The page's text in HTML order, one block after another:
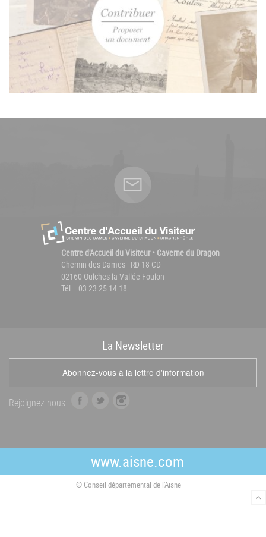
Centre d'Accueil du Visiteur • Caverne du Dragon
Chemin des Dames - RD 18 CD
02160 Oulches-la-Vallée-Foulon
Tél. : 03 23 25 14 18
La Newsletter
Abonnez-vous à la lettre d'information
Rejoignez-nous
b
o
t
e
r
a
g
r
a
www.aisne.com
© Conseil départemental de l'Aisne